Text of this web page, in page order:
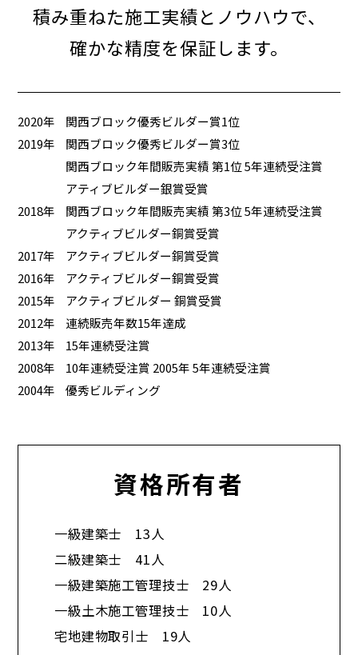
積み重ねた施工実績とノウハウで、
確かな精度を保証します。
2020年
関西ブロック優秀ビルダー賞1位
2019年
関西ブロック優秀ビルダー賞3位
関西ブロック年間販売実績 第1位 5年連続受注賞
アティブビルダー銀賞受賞
2018年
関西ブロック年間販売実績 第3位 5年連続受注賞
アクティブビルダー銅賞受賞
2017年
アクティブビルダー銅賞受賞
2016年
アクティブビルダー銅賞受賞
2015年
アクティブビルダー 銅賞受賞
2012年
連続販売年数15年達成
2013年
15年連続受注賞
2008年
10年連続受注賞 2005年 5年連続受注賞
2004年
優秀ビルディング
資格所有者
一級建築士 13人
二級建築士 41人
一級建築施工管理技士 29人
一級土木施工管理技士 10人
宅地建物取引士 19人